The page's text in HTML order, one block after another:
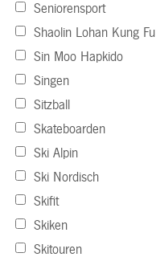
Seniorensport
Shaolin Lohan Kung Fu
Sin Moo Hapkido
Singen
Sitzball
Skateboarden
Ski Alpin
Ski Nordisch
Skifit
Skiken
Skitouren